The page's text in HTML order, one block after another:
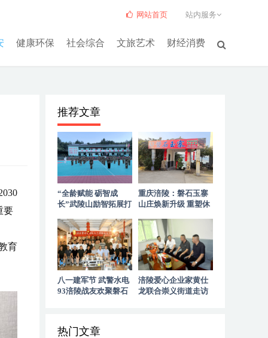
健康环保 社会综合 文旅艺术 财经消费
网站首页 站内服务
要
育
推荐文章
“全龄赋能 砺智成
长”武陵山励智拓展打
重庆涪陵：磐石玉寨
山庄焕新升级 重塑休
八一建军节 武警水电
93涪陵战友欢聚磐石
涪陵爱心企业家黄仕
龙联合崇义街道走访
热门文章